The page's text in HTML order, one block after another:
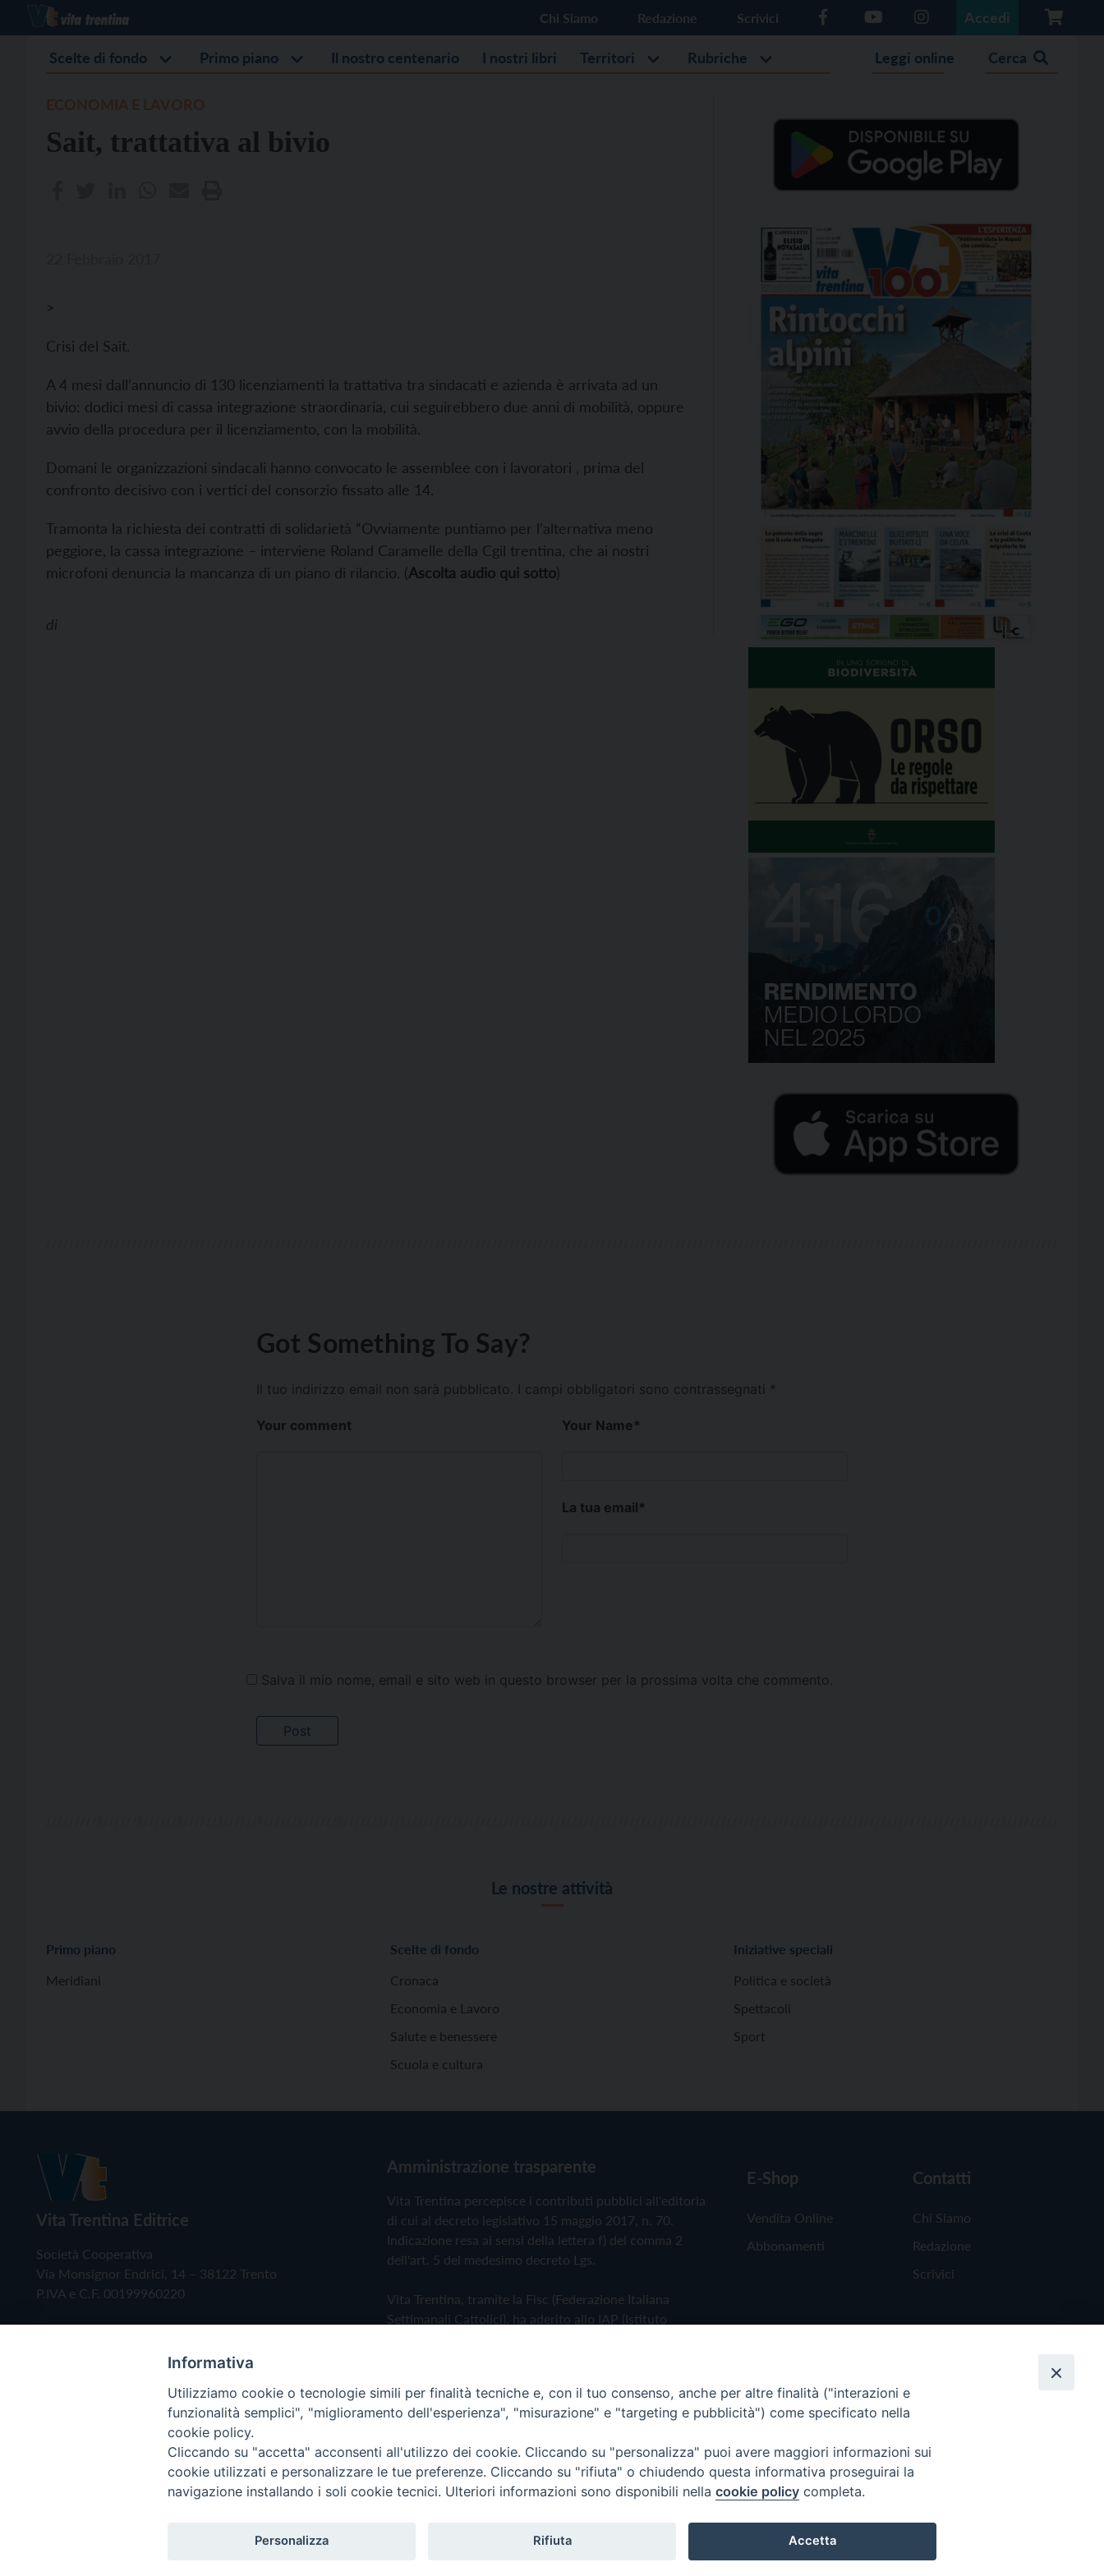
Chi Siamo Redazione Scrivici Accedi
Scelte di fondo Primo piano Il nostro centenario I nostri libri Territori Rubriche Leggi online Cerca
Sait, trattativa al bivio
>
Crisi del Sait.
A 4 mesi dall’annuncio di 130 licenziamenti la trattativa tra sindacati e azienda è arrivata ad un
bivio: dodici mesi di cassa integrazione straordinaria, cui seguirebbero due anni di mobilità, oppure
avvio della procedura per il licenziamento, con la mobilità.
Domani le organizzazioni sindacali hanno convocato le assemblee con i lavoratori , prima del
confronto decisivo con i vertici del consorzio fissato alle 14.
Tramonta la richiesta dei contratti di solidarietà “Ovviamente puntiamo per l’alternativa meno
peggiore, la cassa integrazione – interviene Roland Caramelle della Cgil trentina, che ai nostri
microfoni denuncia la mancanza di un piano di rilancio. (Ascolta audio qui sotto)
di
Got Something To Say?
Il tuo indirizzo email non sarà pubblicato. I campi obbligatori sono contrassegnati *
Your comment Your Name*
La tua email*
Salva il mio nome, email e sito web in questo browser per la prossima volta che commento.
Le nostre attività
Primo piano
Meridiani
Scelte di fondo
Cronaca
Economia e Lavoro
Salute e benessere
Scuola e cultura
Iniziative speciali
Politica e società
Spettacoli
Sport
Vita Trentina Editrice
Società Cooperativa
Via Monsignor Endrici, 14 – 38122 Trento
P.IVA e C.F. 00199960220
Amministrazione trasparente
Vita Trentina percepisce i contributi pubblici all'editoria
di cui al decreto legislativo 15 maggio 2017, n. 70.
Indicazione resa ai sensi della lettera f) del comma 2
dell'art. 5 del medesimo decreto Lgs.
Vita Trentina, tramite la Fisc (Federazione Italiana
Settimanali Cattolici), ha aderito allo IAP (Istituto
Privacy Policy Cookie Policy
E-Shop
Vendita Online
Abbonamenti
Contatti
Chi Siamo
Redazione
Scrivici
Copyright © 2019 - Tutti i diritti riservati - Vita Trentina Editrice
Informativa
Utilizziamo cookie o tecnologie simili per finalità tecniche e, con il tuo consenso, anche per altre finalità ("interazioni e
funzionalità semplici", "miglioramento dell'esperienza", "misurazione" e "targeting e pubblicità") come specificato nella
cookie policy.
Cliccando su "accetta" acconsenti all'utilizzo dei cookie. Cliccando su "personalizza" puoi avere maggiori informazioni sui
cookie utilizzati e personalizzare le tue preferenze. Cliccando su "rifiuta" o chiudendo questa informativa proseguirai la
navigazione installando i soli cookie tecnici. Ulteriori informazioni sono disponibili nella cookie policy completa.
Personalizza Rifiuta Accetta